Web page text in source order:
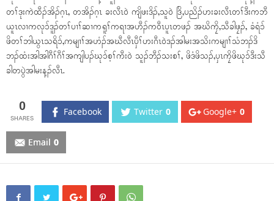
တၢ်ဒုးကဲထီၣ်အိၣ်ဂ့ၤ, တအိၣ်ဂ့ၤ ခးလီၤ၀ဲ ကျိဖးဒိၣ်,သူ၀ဲ ဒြိ,ပညိၣ်ဟးခးလီၤတၢ်ဒီးကဘီ
ယူၤလၢကလုၥ်ဒူၣ်တၢ်ပၢၢ်ဆၢကရူၢ်ကရၢအဟီၣ်က၀ီၤပူၤတဖၣ် အဃိကၠိ,သီခါဖၠၣ်, ခံရံၥ်
ဖိတၢ်ဘါယွၤသရိၥ်,ကမျၢၢ်အဟံၣ်အဃီလီၤပှီၢ်ဟးဂီၤ၀ဲဒၣ်အါမးအသိးကမျၢၢ်သံဘၣ်ဒိ
ဘၣ်ထံးအါအါဂီၢ်ဂီၢ်အကျါပၣ်ဃုၥ်စ့ၢ်ကီး၀ဲ သူၣ်ဘီၣ်သးစၢ်, ဖိဒံဖိသၣ်,ပှၤကၠိဖိဃုၥ်ဒီးသီ
ခါတပွဲအါမးန့ၣ်လီၤ.
0 Facebook Twitter 0 Google+ 0
Email 0